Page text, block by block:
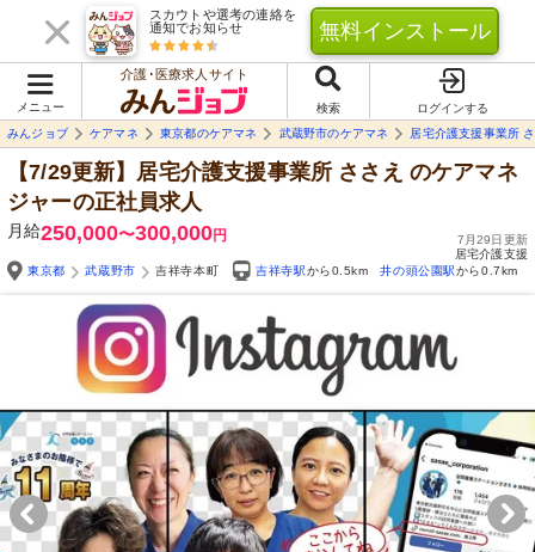
スカウトや選考の連絡を
通知でお知らせ
無料インストール
メニュー
介護･医療求人サイト
検索
ログインする
みんジョブ
ケアマネ 東京都のケアマネ 武蔵野市のケアマネ 居宅介護支援事業所
【7/29更新】居宅介護支援事業所 ささえ のケアマネ
ジャーの正社員求人
月給250,000〜300,000円
7月29日更新
居宅介護支援
東京都
武蔵野市 吉祥寺本町 吉祥寺駅から0.5km 井の頭公園駅から0.7km